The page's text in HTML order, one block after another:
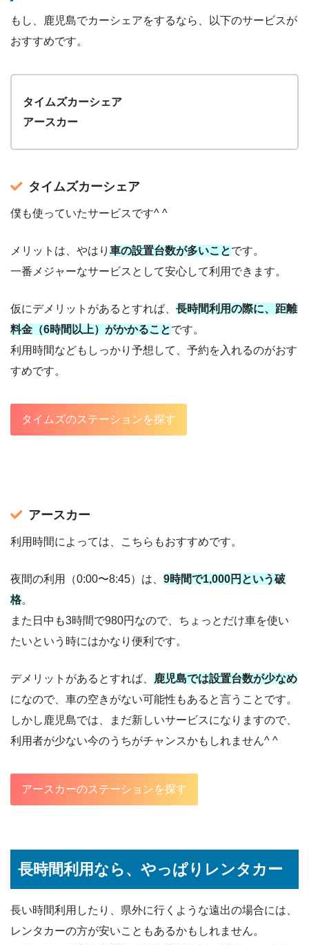
もし、鹿児島でカーシェアをするなら、以下のサービスが
おすすめです。
タイムズカーシェア
アースカー
タイムズカーシェア
僕も使っていたサービスです^ ^
メリットは、やはり 車の設置台数が多いことです。
一番メジャーなサービスとして安心して利用できます。
仮にデメリットがあるとすれば、 長時間利用の際に、距離
料金（6時間以上）がかかることです。
利用時間などもしっかり予想して、予約を入れるのがおす
すめです。
タイムズのステーションを探す
アースカー
利用時間によっては、こちらもおすすめです。
夜間の利用（0:00〜8:45）は、 9時間で1,000円という破
格。
また日中も3時間で980円なので、ちょっとだけ車を使い
たいという時にはかなり便利です。
デメリットがあるとすれば、
鹿児島では設置台数が少なめ
になので、車の空きがない可能性もあると言うことです。
しかし鹿児島では、まだ新しいサービスになりますので、
利用者が少ない今のうちがチャンスかもしれません^ ^
アースカーのステーションを探す
長時間利用なら、やっぱりレンタカー
長い時間利用したり、県外に行くような遠出の場合には、
レンタカーの方が安いこともあるかもしれません。